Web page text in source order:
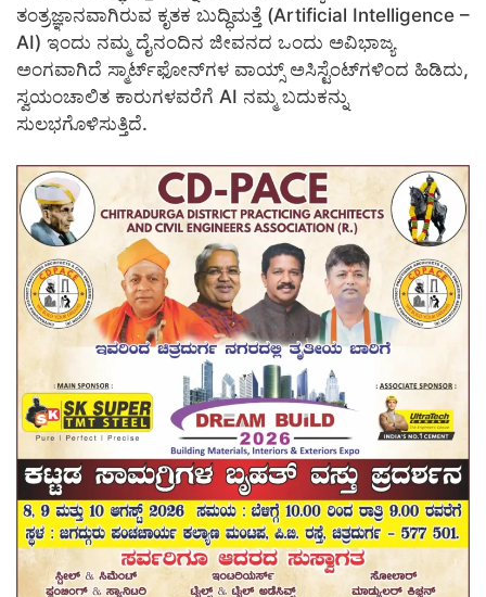
ತಂತ್ರಜ್ಞಾನವಾಗಿರುವ ಕೃತಕ ಬುದ್ಧಿಮತ್ತೆ (Artificial Intelligence –
AI) ಇಂದು ನಮ್ಮ ದೈನಂದಿನ ಜೀವನದ ಒಂದು ಅವಿಭಾಜ್ಯ
ಅಂಗವಾಗಿದೆ ಸ್ಮಾರ್ಟ್‌ಫೋನ್‌ಗಳ ವಾಯ್ಸ್ ಅಸಿಸ್ಟೆಂಟ್‌ಗಳಿಂದ ಹಿಡಿದು,
ಸ್ವಯಂಚಾಲಿತ ಕಾರುಗಳವರೆಗೆ AI ನಮ್ಮ ಬದುಕನ್ನು
ಸುಲಭಗೊಳಿಸುತ್ತಿದೆ.